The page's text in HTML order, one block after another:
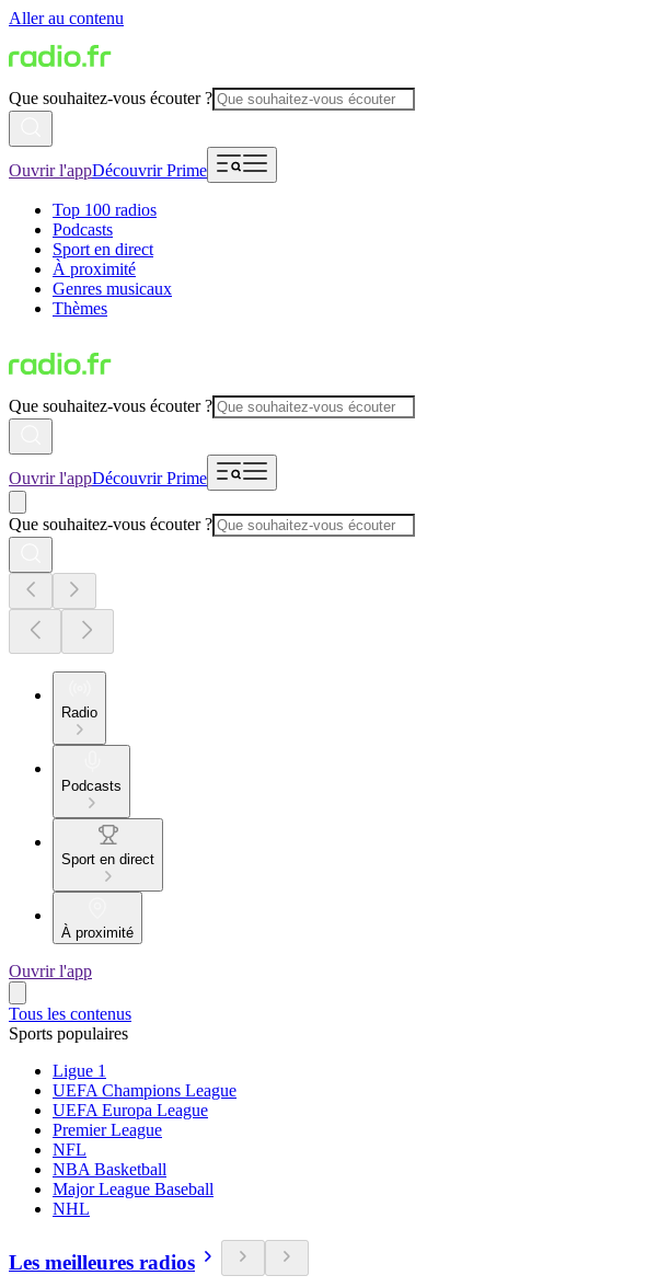
Aller au contenu
Que souhaitez-vous écouter ?
Ouvrir l'appDécouvrir Prime
Top 100 radios
Podcasts
Sport en direct
À proximité
Genres musicaux
Thèmes
Que souhaitez-vous écouter ?
Ouvrir l'appDécouvrir Prime
Que souhaitez-vous écouter ?
Radio
Podcasts
Sport en direct
À proximité
Ouvrir l'app
Tous les contenus
Sports populaires
Ligue 1
UEFA Champions League
UEFA Europa League
Premier League
NFL
NBA Basketball
Major League Baseball
NHL
Les meilleures radios